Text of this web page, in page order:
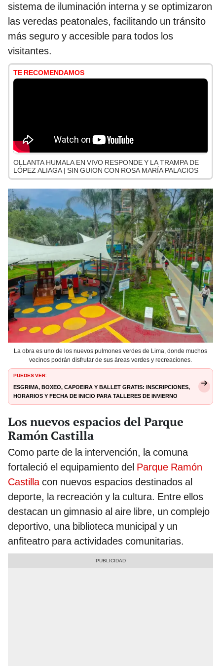
sistema de iluminación interna y se optimizaron
las veredas peatonales, facilitando un tránsito
más seguro y accesible para todos los
visitantes.
TE RECOMENDAMOS
OLLANTA HUMALA EN VIVO RESPONDE Y LA TRAMPA DE
LÓPEZ ALIAGA | SIN GUION CON ROSA MARÍA PALACIOS
La obra es uno de los nuevos pulmones verdes de Lima, donde muchos
vecinos podrán disfrutar de sus áreas verdes y recreaciones.
PUEDES VER:
Esgrima, boxeo, capoeira y ballet gratis: inscripciones,
horarios y fecha de inicio para talleres de invierno
Los nuevos espacios del Parque
Ramón Castilla
Como parte de la intervención, la comuna
fortaleció el equipamiento del Parque Ramón
Castillacon nuevos espacios destinados al
deporte, la recreación y la cultura. Entre ellos
destacan un gimnasio al aire libre, un complejo
deportivo, una biblioteca municipal y un
anfiteatro para actividades comunitarias.